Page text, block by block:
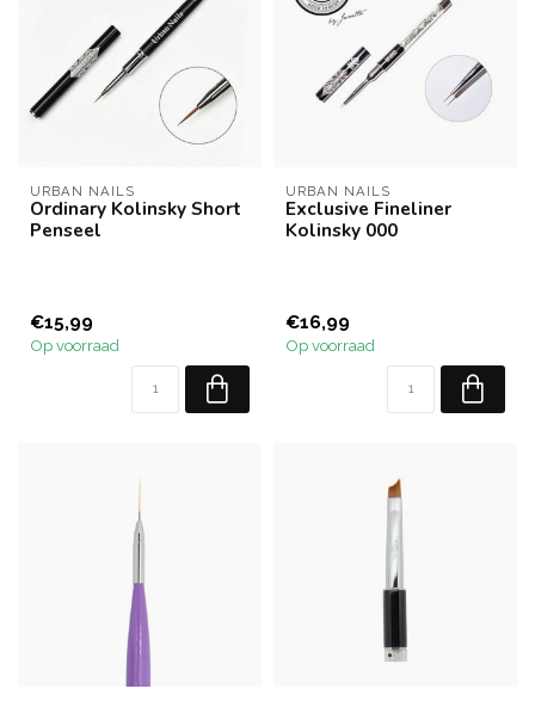
URBAN NAILS
Ordinary Kolinsky Short
Penseel
€15,99
Op voorraad
URBAN NAILS
Exclusive Fineliner
Kolinsky 000
€16,99
Op voorraad